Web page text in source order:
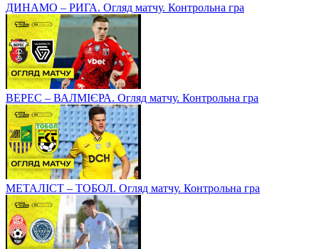
ДИНАМО – РИГА. Огляд матчу. Контрольна гра
ВЕРЕС – ВАЛМІЄРА. Огляд матчу. Контрольна гра
МЕТАЛІСТ – ТОБОЛ. Огляд матчу. Контрольна гра